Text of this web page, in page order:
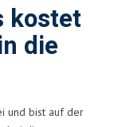
kostet
die
und bist auf der